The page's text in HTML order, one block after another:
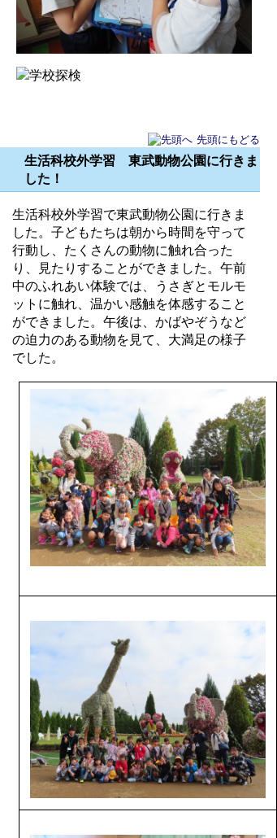
先頭にもどる
生活科校外学習 東武動物公園に行きま
した！
生活科校外学習で東武動物公園に行きま
した。子どもたちは朝から時間を守って
行動し、たくさんの動物に触れ合った
り、見たりすることができました。午前
中のふれあい体験では、うさぎとモルモ
ットに触れ、温かい感触を体感すること
ができました。午後は、かばやぞうなど
の迫力のある動物を見て、大満足の様子
でした。